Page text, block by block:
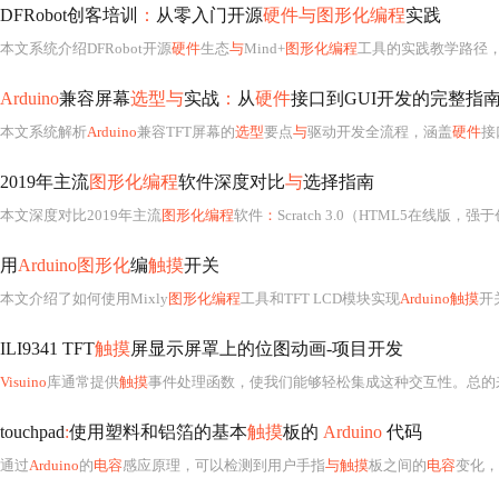
DFRobot创客培训 ： 从零入门开源硬件与图形化编程实践
本文系统介绍DFRobot开源硬件生态与Mind+图形化编程工具的实践教学路径
Arduino兼容屏幕选型与实战 ： 从硬件接口到GUI开发的完整指
本文系统解析Arduino兼容TFT屏幕的选型要点与驱动开发全流程，涵盖硬件接口
2019年主流图形化编程软件深度对比与选择指南
本文深度对比2019年主流图形化编程软件 ： Scratch 3.0（HTML5在线版，强
用 Arduino图形化编触摸开关
本文介绍了如何使用Mixly 图形化编程工具和TFT LCD模块实现Arduino触摸开关
ILI9341 TFT触摸屏显示屏罩上的位图动画-项目开发
Visuino库通常提供触摸事件处理函数，使我们能够轻松集成这种交互性。总
touchpad:使用塑料和铝箔的基本触摸板的 Arduino 代码
通过Arduino的电容感应原理，可以检测到用户手指与触摸板之间的电容变化